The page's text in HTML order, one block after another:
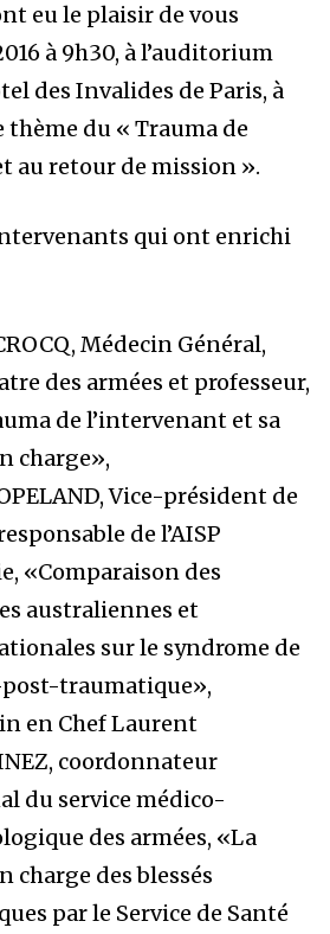
eu le plaisir de vous
à 9h30, à l’auditorium
des Invalides de Paris, à
thème du « Trauma de
au retour de mission ».
qui ont enrichi
Médecin Général,
des armées et professeur,
de l’intervenant et sa
charge»,
Vice-président de
de l’AISP
«Comparaison des
australiennes et
sur le syndrome de
traumatique»,
en Chef Laurent
coordonnateur
du service médico-
des armées, «La
charge des blessés
par le Service de Santé